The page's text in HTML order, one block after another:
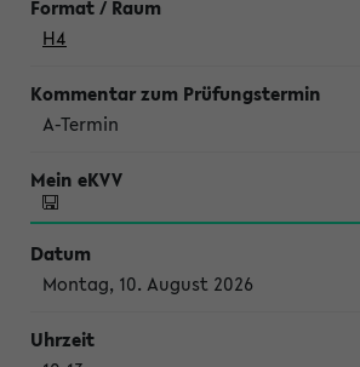
H4
A-Termin
Montag, 10. August 2026